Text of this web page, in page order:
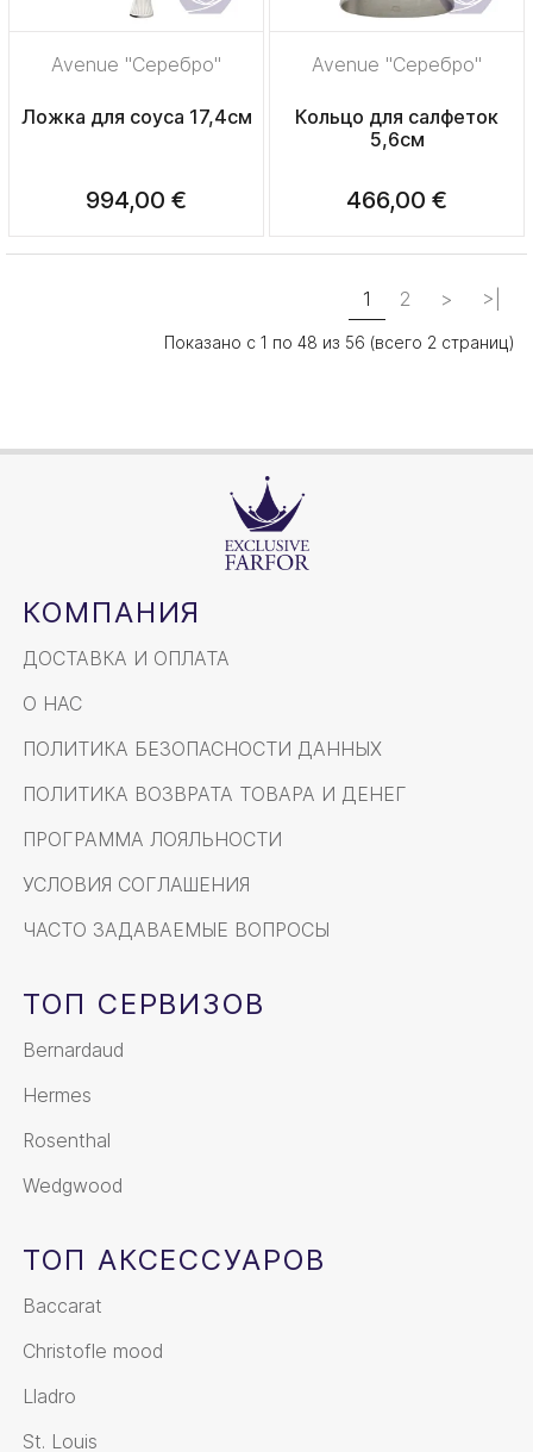
Avenue "Серебро"
Ложка для соуса 17,4см
994,00 €
Avenue "Серебро"
Кольцо для салфеток
5,6см
466,00 €
1 2 > >|
Показано с 1 по 48 из 56 (всего 2 страниц)
КОМПАНИЯ
ДОСТАВКА И ОПЛАТА
О НАС
ПОЛИТИКА БЕЗОПАСНОСТИ ДАННЫХ
ПОЛИТИКА ВОЗВРАТА ТОВАРА И ДЕНЕГ
ПРОГРАММА ЛОЯЛЬНОСТИ
УСЛОВИЯ СОГЛАШЕНИЯ
ЧАСТО ЗАДАВАЕМЫЕ ВОПРОСЫ
ТОП СЕРВИЗОВ
Bernardaud
Hermes
Rosenthal
Wedgwood
ТОП АКСЕССУАРОВ
Baccarat
Christofle mood
Lladro
St. Louis